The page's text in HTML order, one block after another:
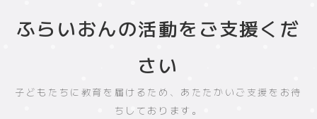
ふらいおんの活動をご支援くだ
さい
子どもたちに教育を届けるため、あたたかいご支援をお待
ちしております。